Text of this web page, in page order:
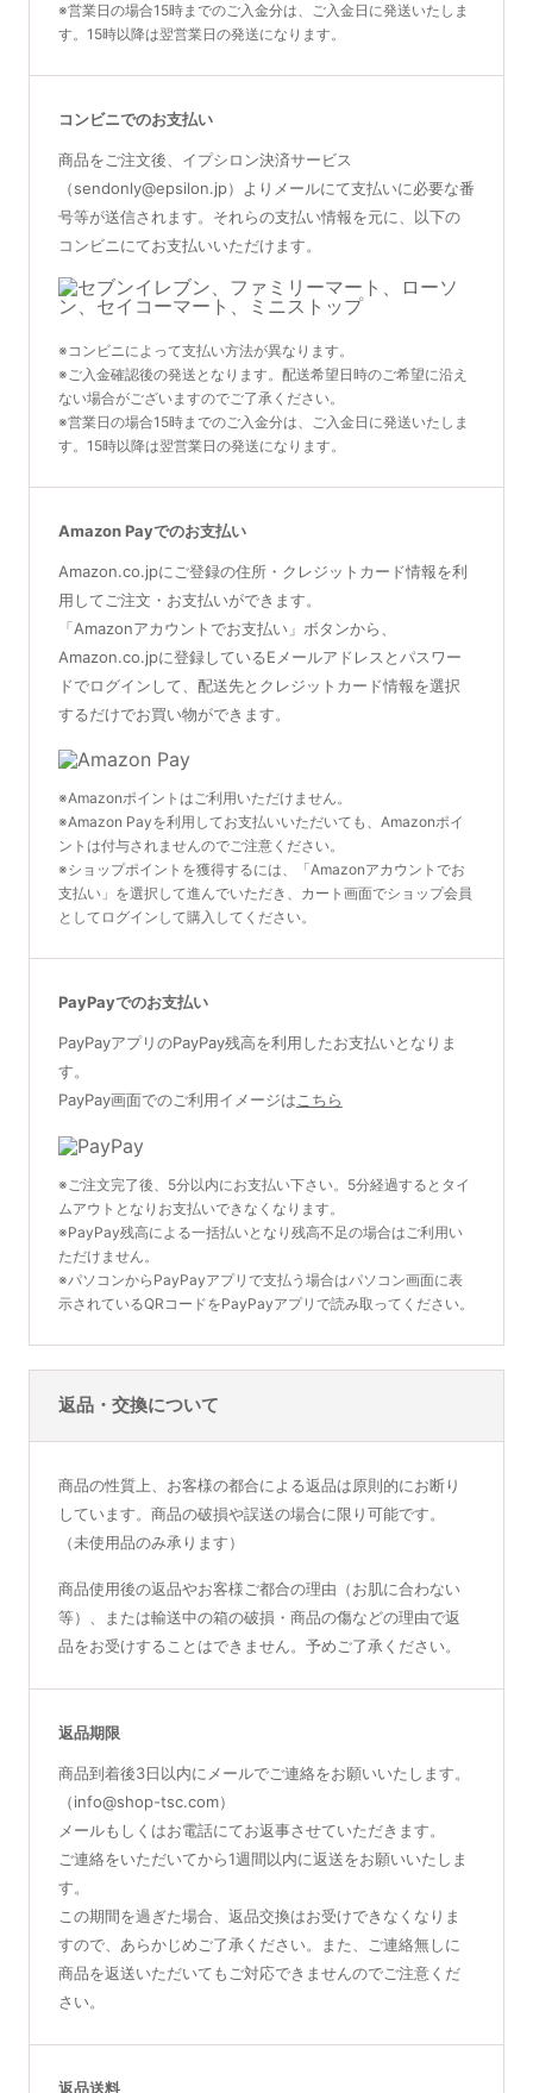
※営業日の場合15時までのご入金分は、ご入金日に発送いたしま
す。15時以降は翌営業日の発送になります。
コンビニでのお支払い
商品をご注文後、イプシロン決済サービス
（sendonly@epsilon.jp）よりメールにて支払いに必要な番
号等が送信されます。それらの支払い情報を元に、以下の
コンビニにてお支払いいただけます。
※コンビニによって支払い方法が異なります。
※ご入金確認後の発送となります。配送希望日時のご希望に沿え
ない場合がございますのでご了承ください。
※営業日の場合15時までのご入金分は、ご入金日に発送いたしま
す。15時以降は翌営業日の発送になります。
Amazon Payでのお支払い
Amazon.co.jpにご登録の住所・クレジットカード情報を利
用してご注文・お支払いができます。
「Amazonアカウントでお支払い」ボタンから、
Amazon.co.jpに登録しているEメールアドレスとパスワー
ドでログインして、配送先とクレジットカード情報を選択
するだけでお買い物ができます。
※Amazonポイントはご利用いただけません。
※Amazon Payを利用してお支払いいただいても、Amazonポイ
ントは付与されませんのでご注意ください。
※ショップポイントを獲得するには、「Amazonアカウントでお
支払い」を選択して進んでいただき、カート画面でショップ会員
としてログインして購入してください。
PayPayでのお支払い
PayPayアプリのPayPay残高を利用したお支払いとなりま
す。
PayPay画面でのご利用イメージは こちら
※ご注文完了後、5分以内にお支払い下さい。5分経過するとタイ
ムアウトとなりお支払いできなくなります。
※PayPay残高による一括払いとなり残高不足の場合はご利用い
ただけません。
※パソコンからPayPayアプリで支払う場合はパソコン画面に表
示されているQRコードをPayPayアプリで読み取ってください。
返品・交換について
商品の性質上、お客様の都合による返品は原則的にお断り
しています。商品の破損や誤送の場合に限り可能です。
（未使用品のみ承ります）
商品使用後の返品やお客様ご都合の理由（お肌に合わない
等）、または輸送中の箱の破損・商品の傷などの理由で返
品をお受けすることはできません。予めご了承ください。
返品期限
商品到着後3日以内にメールでご連絡をお願いいたします。
（info@shop-tsc.com）
メールもしくはお電話にてお返事させていただきます。
ご連絡をいただいてから1週間以内に返送をお願いいたしま
す。
この期間を過ぎた場合、返品交換はお受けできなくなりま
すので、あらかじめご了承ください。また、ご連絡無しに
商品を返送いただいてもご対応できませんのでご注意くだ
さい。
返品送料